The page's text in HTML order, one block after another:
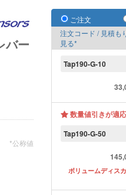
ご注文
注文コード / 見積も
見る*
Tap190-G-10
数量値引きが適
Tap190-G-50
ボリュームディス
バー右手からのSEMイメージ
バー
*公称値